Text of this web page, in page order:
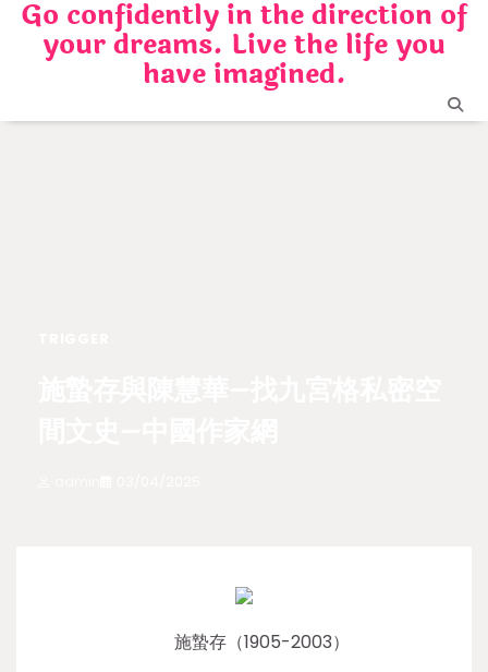
Skip
content
Go confidently in the direction of
your dreams. Live the life you
have imagined.
施蟄存（1905-2003）